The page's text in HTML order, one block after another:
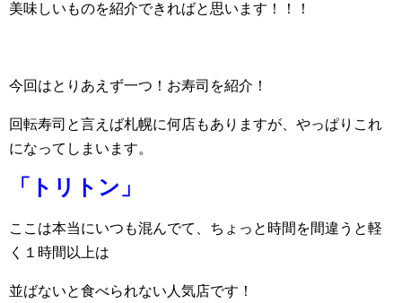
美味しいものを紹介できればと思います！！！
今回はとりあえず一つ！お寿司を紹介！
回転寿司と言えば札幌に何店もありますが、やっぱりこれ
になってしまいます。
「トリトン」
ここは本当にいつも混んでて、ちょっと時間を間違うと軽
く１時間以上は
並ばないと食べられない人気店です！